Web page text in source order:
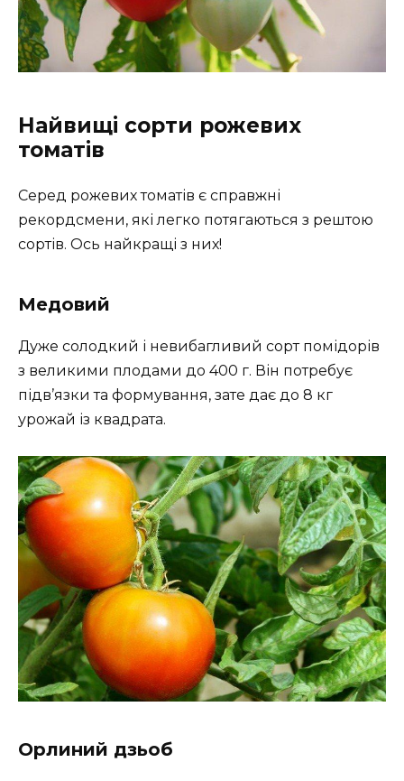
Найвищі сорти рожевих
томатів
Серед рожевих томатів є справжні
рекордсмени, які легко потягаються з рештою
сортів. Ось найкращі з них!
Медовий
Дуже солодкий і невибагливий сорт помідорів
з великими плодами до 400 г. Він потребує
підв’язки та формування, зате дає до 8 кг
урожай із квадрата.
Орлиний дзьоб